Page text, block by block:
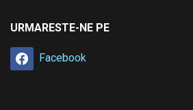
URMARESTE-NE PE
Facebook